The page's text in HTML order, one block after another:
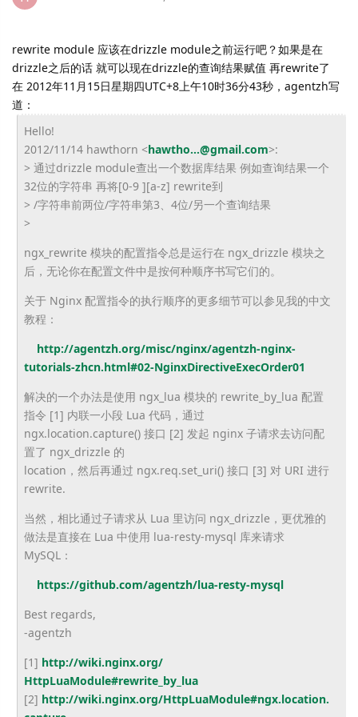
rewrite module 应该在drizzle module之前运行吧？如果是在
drizzle之后的话 就可以现在drizzle的查询结果赋值 再rewrite了
在 2012年11月15日星期四UTC+8上午10时36分43秒，agentzh写
道：
Hello!
2012/11/14 hawthorn <hawtho...@gmail.com>:
> 通过drizzle module查出一个数据库结果 例如查询结果一个
32位的字符串 再将[0-9 ][a-z] rewrite到
> /字符串前两位/字符串第3、4位/另一个查询结果
>
ngx_rewrite 模块的配置指令总是运行在 ngx_drizzle 模块之
后，无论你在配置文件中是按何种顺序书写它们的。
关于 Nginx 配置指令的执行顺序的更多细节可以参见我的中文
教程：
http://agentzh.org/misc/nginx/agentzh-nginx-
tutorials-zhcn.html#02-NginxDirectiveExecOrder01
解决的一个办法是使用 ngx_lua 模块的 rewrite_by_lua 配置
指令 [1] 内联一小段 Lua 代码，通过
ngx.location.capture() 接口 [2] 发起 nginx 子请求去访问配
置了 ngx_drizzle 的
location，然后再通过 ngx.req.set_uri() 接口 [3] 对 URI 进行
rewrite.
当然，相比通过子请求从 Lua 里访问 ngx_drizzle，更优雅的
做法是直接在 Lua 中使用 lua-resty-mysql 库来请求
MySQL：
https://github.com/agentzh/lua-resty-mysql
Best regards,
-agentzh
[1] http://wiki.nginx.org/
HttpLuaModule#rewrite_by_lua
[2] http://wiki.nginx.org/HttpLuaModule#ngx.location.